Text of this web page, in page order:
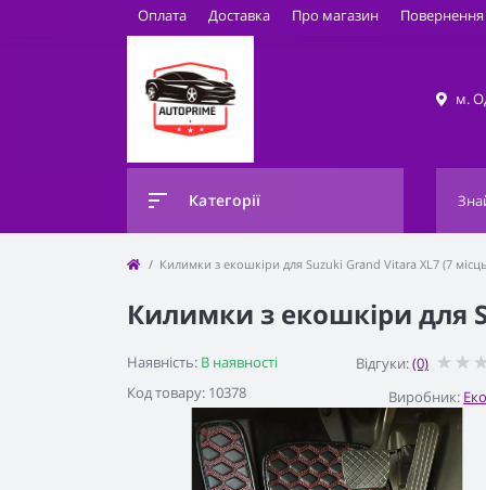
Оплата Доставка Про магазин Повернення
м.
Категорії
Килимки з екошкіри для Suzuki Grand Vitara XL7 (7
Килимки з екошкіри для
Наявність: В наявності
Код товару: 10378
Відгуки:(0)
Виробник: